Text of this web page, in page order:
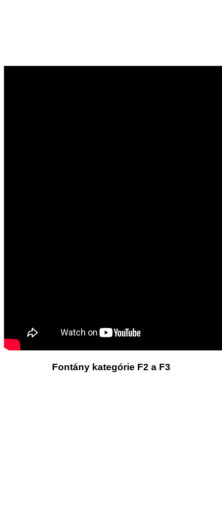
Fontány kategórie F2 a F3